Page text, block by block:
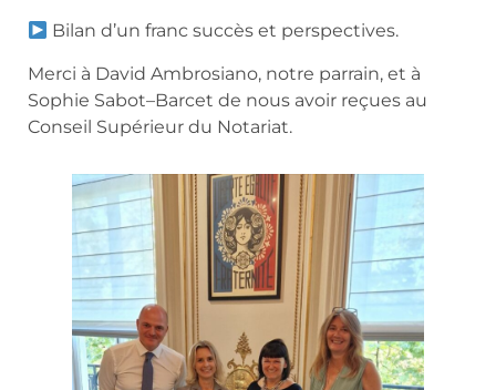
Bilan d’un franc succès et perspectives.
Merci à David Ambrosiano, notre parrain, et à
Sophie Sabot–Barcet de nous avoir reçues au
Conseil Supérieur du Notariat.